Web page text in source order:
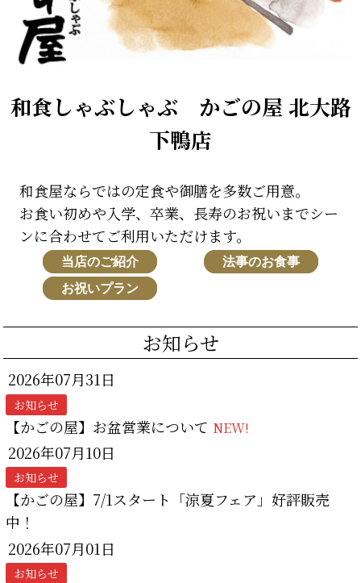
和食しゃぶしゃぶ かごの屋 北大路
下鴨店
和食屋ならではの定食や御膳を多数ご用意。
お食い初めや入学、卒業、長寿のお祝いまでシー
ンに合わせてご利用いただけます。
当店のご紹介
法事のお食事
お祝いプラン
お知らせ
2026年07月31日
お知らせ
【かごの屋】お盆営業について NEW!
2026年07月10日
お知らせ
【かごの屋】7/1スタート「涼夏フェア」好評販売
中！
2026年07月01日
お知らせ